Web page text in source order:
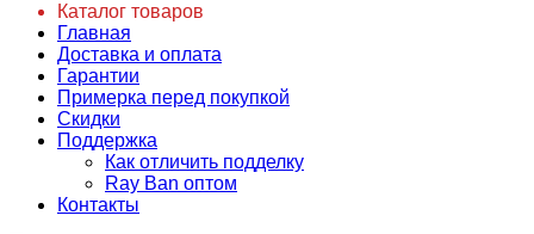
Каталог товаров
Главная
Доставка и оплата
Гарантии
Примерка перед покупкой
Скидки
Поддержка
Как отличить подделку
Ray Ban оптом
Контакты